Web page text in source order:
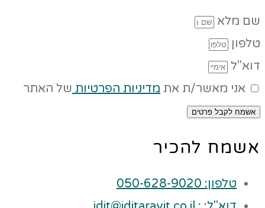
שם מלא
טלפון
דוא"ל
אני מאשר/ת את מדיניות הפרטיות של האתר
אשמח לקבל פרטים
אשמח להכיר
טלפון: 050-628-9020